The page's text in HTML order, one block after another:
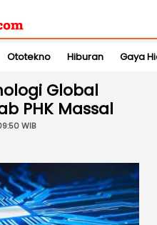
Ototekno Hiburan Gaya
Global
PHK Massal
WIB